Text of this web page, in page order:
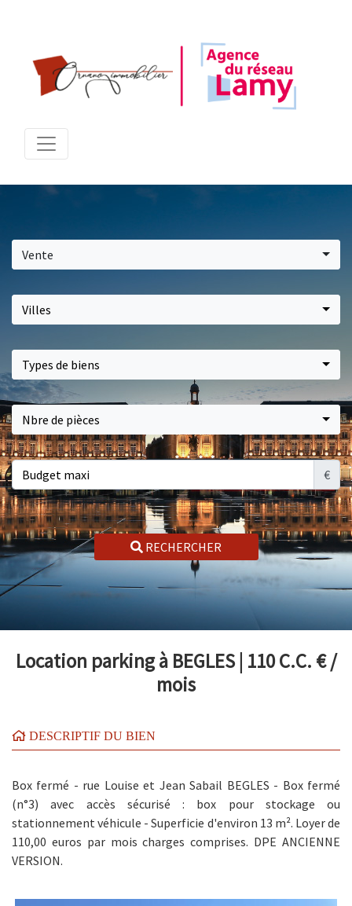
Vente
Villes
Types de biens
Nbre de pièces
€
RECHERCHER
Location parking à BEGLES | 110 C.C. €/
mois
DESCRIPTIF DU BIEN
Box fermé - rue Louise et Jean Sabail BEGLES - Box fermé
(n°3) avec accès sécurisé : box pour stockage ou
stationnement véhicule - Superficie d'environ 13 m². Loyer de
110,00 euros par mois charges comprises. DPE ANCIENNE
VERSION.